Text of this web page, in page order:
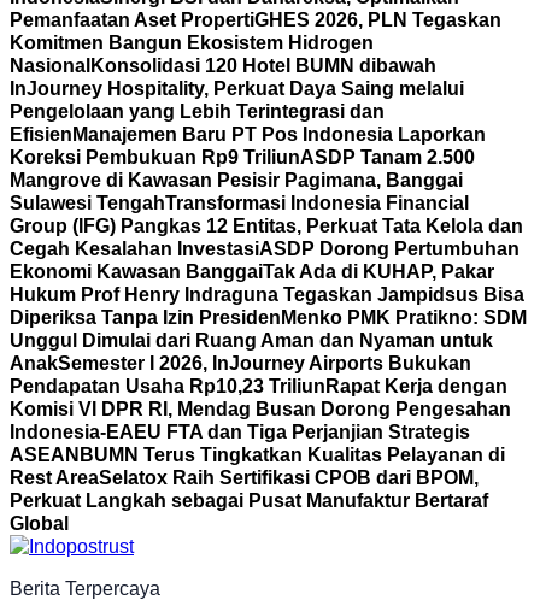
Pemanfaatan Aset PropertiGHES 2026, PLN Tegaskan
Komitmen Bangun Ekosistem Hidrogen
Nasional Konsolidasi 120 Hotel BUMN dibawah
InJourney Hospitality, Perkuat Daya Saing melalui
Pengelolaan yang Lebih Terintegrasi dan
Efisien Manajemen Baru PT Pos Indonesia Laporkan
Koreksi Pembukuan Rp9 TriliunASDP Tanam 2.500
Mangrove di Kawasan Pesisir Pagimana, Banggai
Sulawesi TengahTransformasi Indonesia Financial
Group (IFG) Pangkas 12 Entitas, Perkuat Tata Kelola dan
Cegah Kesalahan InvestasiASDP Dorong Pertumbuhan
Ekonomi Kawasan BanggaiTak Ada di KUHAP, Pakar
Hukum Prof Henry Indraguna Tegaskan Jampidsus Bisa
Diperiksa Tanpa Izin Presiden Menko PMK Pratikno: SDM
Unggul Dimulai dari Ruang Aman dan Nyaman untuk
AnakSemester I 2026, InJourney Airports Bukukan
Pendapatan Usaha Rp10,23 Triliun Rapat Kerja dengan
Komisi VI DPR RI, Mendag Busan Dorong Pengesahan
Indonesia-EAEU FTA dan Tiga Perjanjian Strategis
ASEAN BUMN Terus Tingkatkan Kualitas Pelayanan di
Rest AreaSelatox Raih Sertifikasi CPOB dari BPOM,
Perkuat Langkah sebagai Pusat Manufaktur Bertaraf
Global
Berita Terpercaya